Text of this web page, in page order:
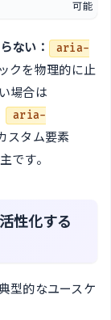
可能
ない：
aria-
クを物理的に止
場合は
aria-
スタム要素
です。
性化する
型的なユースケ